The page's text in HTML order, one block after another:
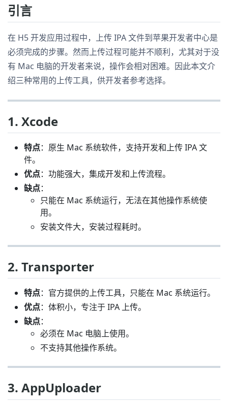
引言
在 H5 开发应用过程中，上传 IPA 文件到苹果开发者中心是
必须完成的步骤。然而上传过程可能并不顺利，尤其对于没
有 Mac 电脑的开发者来说，操作会相对困难。因此本文介
绍三种常用的上传工具，供开发者参考选择。
1. Xcode
特点：原生 Mac 系统软件，支持开发和上传 IPA 文
件。
优点：功能强大，集成开发和上传流程。
缺点：
只能在 Mac 系统运行，无法在其他操作系统使
用。
安装文件大，安装过程耗时。
2. Transporter
特点：官方提供的上传工具，只能在 Mac 系统运行。
优点：体积小，专注于 IPA 上传。
缺点：
必须在 Mac 电脑上使用。
不支持其他操作系统。
3. AppUploader